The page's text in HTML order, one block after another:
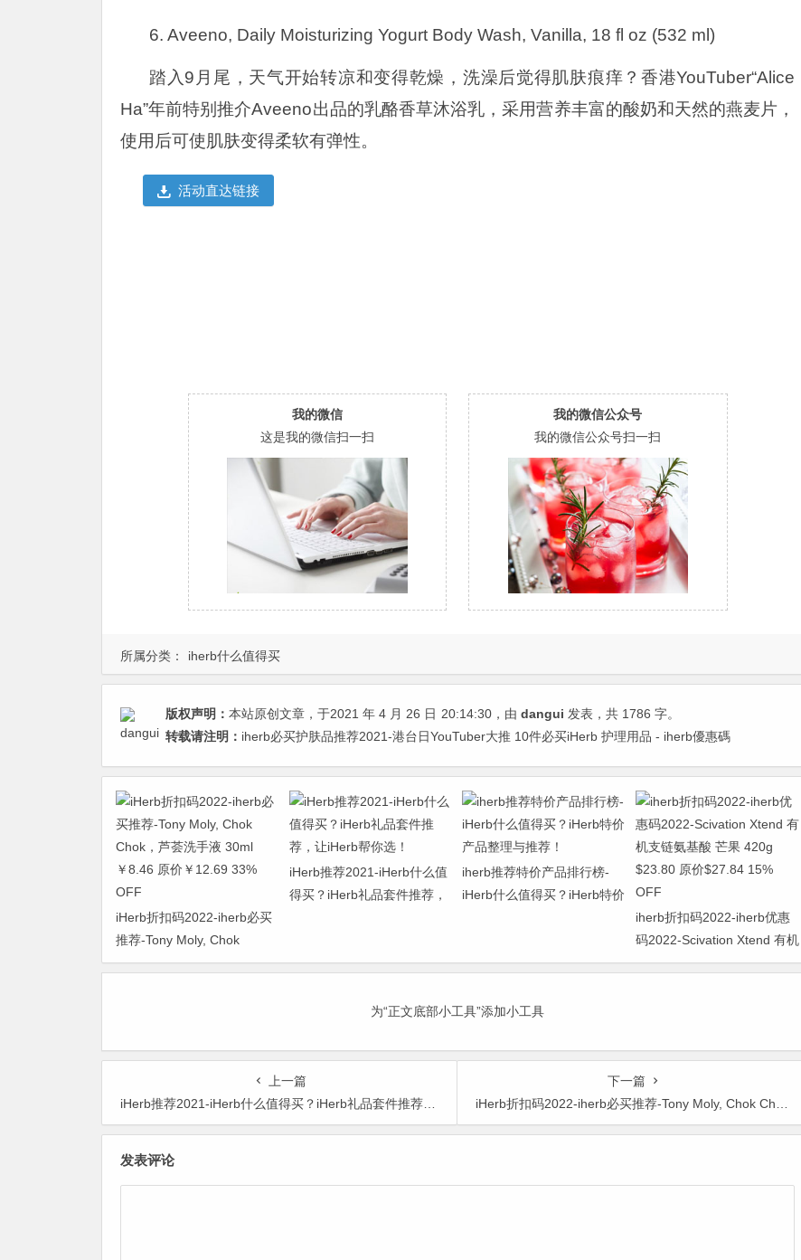
所属分类： iherb什么值得买
6. Aveeno, Daily Moisturizing Yogurt Body Wash, Vanilla, 18 fl oz (532 ml)
踏入9月尾，天气开始转凉和变得乾燥，洗澡后觉得肌肤痕痒？香港YouTuber“Alice
Ha”年前特别推介Aveeno出品的乳酪香草沐浴乳，采用营养丰富的酸奶和天然的燕麦片，
使用后可使肌肤变得柔软有弹性。
活动直达链接
我的微信
这是我的微信扫一扫
我的微信公众号
我的微信公众号扫一扫
版权声明： 本站原创文章，于2021 年 4 月 26 日 20:14:30 ，由 dangui 发表，共 1786 字。
转载请注明： iherb必买护肤品推荐2021-港台日YouTuber大推 10件必买iHerb 护理用品 - iherb優惠碼
iHerb折扣码2022-iherb必买
推荐-Tony Moly, Chok
Chok，芦荟洗手液 30ml
iHerb推荐2021-iHerb什么值
得买？iHerb礼品套件推荐，
iherb推荐特价产品排行榜-
iHerb什么值得买？iHerb特价
iherb折扣码2022-iherb优惠
码2022-Scivation Xtend 有机
支链氨基酸 芒果 420g
为“正文底部小工具”添加小工具
上一篇
iHerb推荐2021-iHerb什么值得买？iHerb礼品套件推荐，让iHerb帮你选！
下一篇
iHerb折扣码2022-iherb必买推荐-Tony Moly, Chok Chok，芦荟洗手液 30ml ￥8.46 原价￥12.69 33% OFF
发表评论